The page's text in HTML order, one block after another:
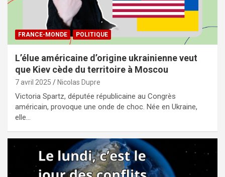
FRANCE-MONDE POLITIQUE
L’élue américaine d’origine ukrainienne veut
que Kiev cède du territoire à Moscou
7 avril 2025 Nicolas Dupre
Victoria Spartz, députée républicaine au Congrès
américain, provoque une onde de choc. Née en Ukraine,
elle…